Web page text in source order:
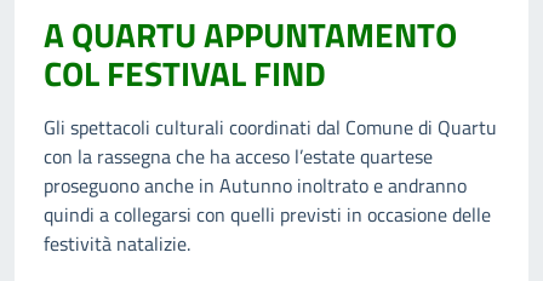
A QUARTU APPUNTAMENTO
COL FESTIVAL FIND
Gli spettacoli culturali coordinati dal Comune di Quartu
con la rassegna che ha acceso l’estate quartese
proseguono anche in Autunno inoltrato e andranno
quindi a collegarsi con quelli previsti in occasione delle
festività natalizie.